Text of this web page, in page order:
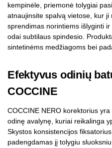
kempinėle, priemonė tolygiai
atnaujinsite spalvą vietose, kur
sprendimas norintiems išlyginti
odai subtilaus spindesio.
sintetinėms medžiagoms bei
Efektyvus odinių
COCCINE
COCCINE NERO korektorius
odinę avalynę, kuriai reikalinga
Skystos konsistencijos
padengdamas jį tolygiu